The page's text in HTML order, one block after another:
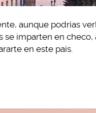
aunque podrías
imparten en checo,
en este país.